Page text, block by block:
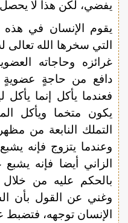
يفضي، لكن هذا لا يحصل
يقوم الإنسان في هذه
التي سخرها الله
غرائزه وحاجاته
دافع من حاجةٍ عضويةٍ
فعندما يأكل إنما
يكون متخما ويأكل
التملك النابعة من
وعندما يتزوج فإنه
الزاني أيضا فإنه
بالحكم عليه من خلال
وغني عن القول بأن
الإنسان توجهه، فتضبط